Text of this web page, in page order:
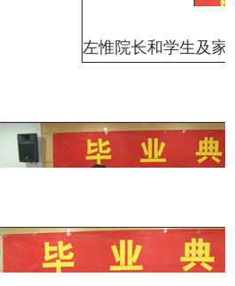
左惟院长和学生及家